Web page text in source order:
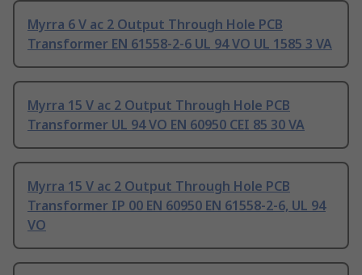
Myrra 6 V ac 2 Output Through Hole PCB
Transformer EN 61558-2-6 UL 94 VO UL 1585 3 VA
Myrra 15 V ac 2 Output Through Hole PCB
Transformer UL 94 VO EN 60950 CEI 85 30 VA
Myrra 15 V ac 2 Output Through Hole PCB
Transformer IP 00 EN 60950 EN 61558-2-6, UL 94
VO